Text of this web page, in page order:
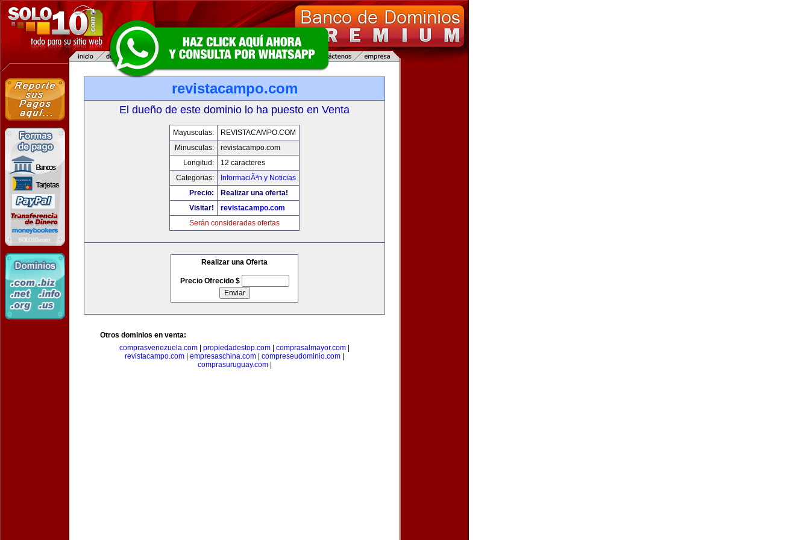
revistacampo.com
El dueño de este dominio lo ha puesto en Venta
Mayusculas:
REVISTACAMPO.COM
Minusculas:
revistacampo.com
Longitud:
12 caracteres
Categorias:
InformaciÃ³n y Noticias
Precio:
Realizar una oferta!
Visitar!
revistacampo.com
Serán consideradas ofertas
Realizar una Oferta
Precio Ofrecido $
Otros dominios en venta:
comprasvenezuela.com
propiedadestop.com comprasalmayor.com
revistacampo.com
empresaschina.com compreseudominio.com
comprasuruguay.com|